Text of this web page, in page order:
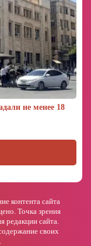
не менее 18
контента сайта
Точка зрения
редакции сайта.
своих